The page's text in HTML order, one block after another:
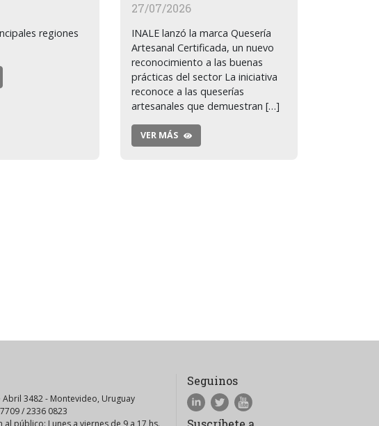
regiones
27/07/2026
INALE lanzó la marca Quesería
Artesanal Certificada, un nuevo
reconocimiento a las buenas
prácticas del sector La iniciativa
reconoce a las queserías
artesanales que demuestran […]
VER MÁS
Abril 3482 - Montevideo, Uruguay
/ 2336 0823
público: Lunes a viernes de 9 a 17 hs.
Seguinos